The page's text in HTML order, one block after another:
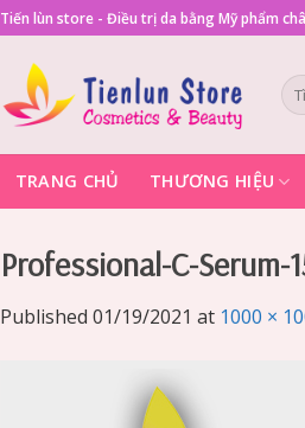
Tiến lùn store - Điều trị da bằng Mỹ phẩm
Tìm
TRANG CHỦ THƯƠNG HIỆU
Professional-C-Serum-
Published 01/19/2021 at 1000 ×